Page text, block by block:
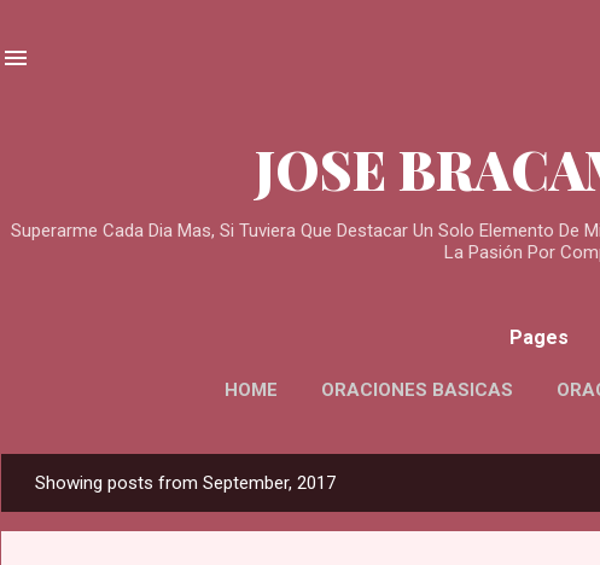
JOSE
Superarme Cada Dia Mas, Si Tuviera Que Destacar Un Solo Elemento De
La Pasión Por
Pages
HOME ORACIONES BASICAS
o
Showing posts from September, 2017